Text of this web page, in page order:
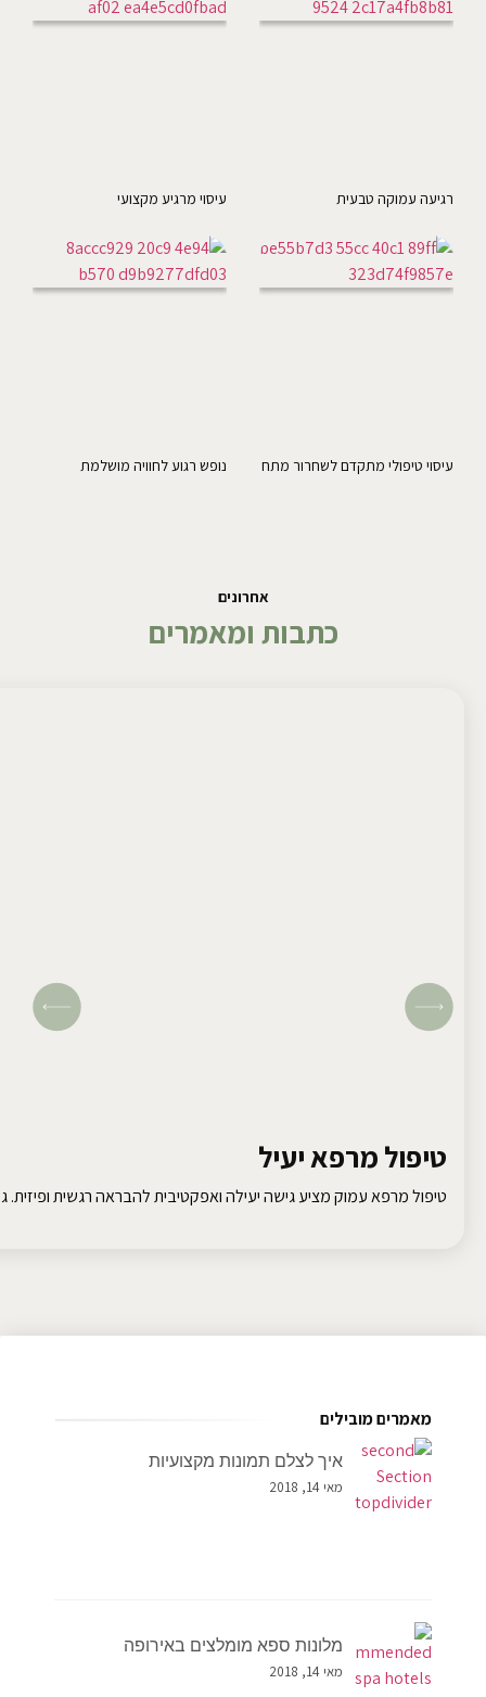
רגיעה עמוקה טבעית עיסוי מרגיע מקצועי
עיסוי טיפולי מתקדם לשחרור מתח נופש רגוע לחוויה מושלמת
אחרונים
כתבות ומאמרים
טיפול מרפא יעיל
טיפול מרפא עמוק מציע גישה יעילה ואפקטיבית להבראה רגשית ופיזית.
מאמרים מובילים
איך לצלם תמונות מקצועיות
מאי 14, 2018
מלונות ספא מומלצים באירופה
מאי 14, 2018